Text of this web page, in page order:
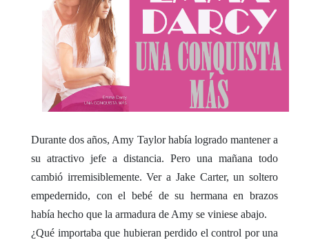
Durante dos años, Amy Taylor había logrado mantener a
su atractivo jefe a distancia. Pero una mañana todo
cambió irremisiblemente. Ver a Jake Carter, un soltero
empedernido, con el bebé de su hermana en brazos
había hecho que la armadura de Amy se viniese abajo.
¿Qué importaba que hubieran perdido el control por una